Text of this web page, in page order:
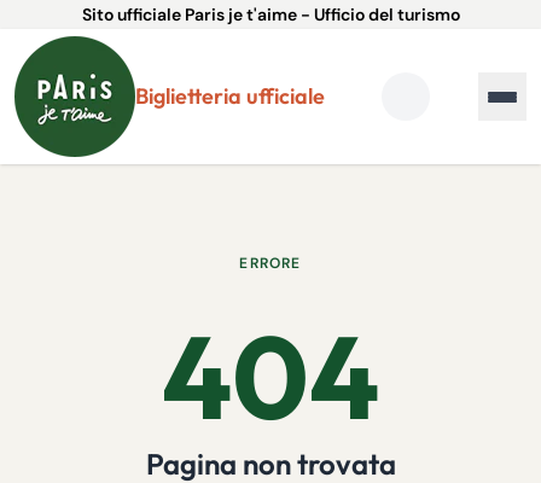
Sito ufficiale Paris je t'aime - Ufficio del turismo
Biglietteria ufficiale
ERRORE
404
Pagina non trovata